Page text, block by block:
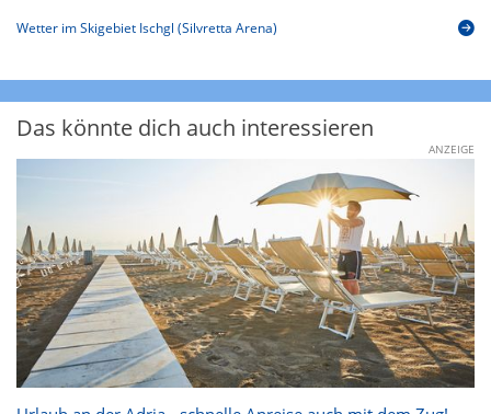
Wetter im Skigebiet Ischgl (Silvretta Arena)
Das könnte dich auch interessieren
ANZEIGE